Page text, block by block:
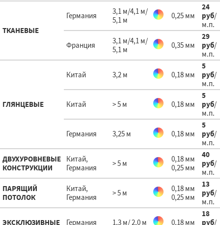
ТКАНЕВЫЕ
Германия
3,1 м/4,1 м/
5,1 м
0,25 мм
24
руб/
м.п.
Франция
3,1 м/4,1 м/
5,1 м
0,35 мм
29
руб/
м.п.
ГЛЯНЦЕВЫЕ
Китай 3,2 м 0,18 мм
5
руб/
м.п.
Китай > 5 м 0,18 мм
5
руб/
м.п.
Германия 3,25 м 0,18 мм
5
руб/
м.п.
ДВУХУРОВНЕВЫЕ
КОНСТРУКЦИИ
Китай,
Германия
> 5 м
0,18 мм
0,25 мм
40
руб/
м.п.
ПАРЯЩИЙ
ПОТОЛОК
Китай,
Германия
> 5 м
0,18 мм
0,25 мм
13
руб/
м.п.
ЭКСКЛЮЗИВНЫЕ Германия 1,3 м/ 2,0 м 0,18 мм
18
руб/